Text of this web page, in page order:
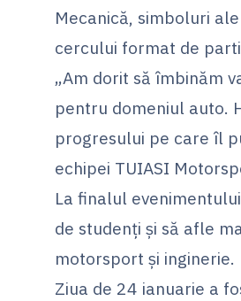
Mecanică, simboluri
cercului format de
„Am dorit să îmbinăm
pentru domeniul auto.
progresului pe care îl
echipei TUIASI
La finalul
de studenți și să afle
motorsport și inginerie.
Ziua de 24 ianuarie a